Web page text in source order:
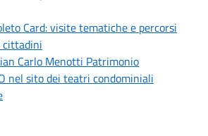
Card: visite tematiche e percorsi
cittadini
Carlo Menotti Patrimonio
nel sito dei teatri condominiali